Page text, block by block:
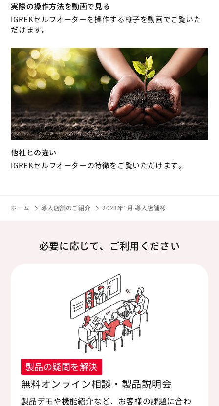
実際の操作方法を動画で見る
IGREKセルフオーダーを操作する様子を動画でご覧いた
だけます。
他社との違い
IGREKセルフオーダーの特徴をご覧いただけます。
ホーム 導入店舗のご紹介 2023年1月 導入店舗様
必要に応じて、ご利用ください
製品の疑問を解決
無料オンライン相談・製品説明会
製品デモや機能紹介など、お客様の課題に合わ